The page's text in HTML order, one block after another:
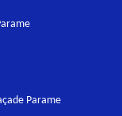
Parame